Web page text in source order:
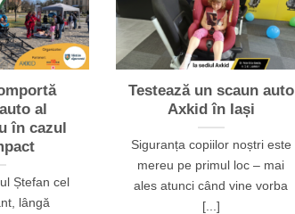
al
în cazul
Ștefan cel
lângă
Testează un scaun auto
Axkid în Iași
Siguranța copiilor noștri este
mereu pe primul loc – mai
ales atunci când vine vorba
[...]